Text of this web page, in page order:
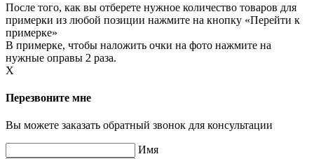
После того, как вы отберете нужное количество товаров для
примерки из любой позиции нажмите на кнопку «Перейти к
примерке»
В примерке, чтобы наложить очки на фото нажмите на
нужные оправы 2 раза.
X
Перезвоните мне
Вы можете заказать обратный звонок для консультации
Имя